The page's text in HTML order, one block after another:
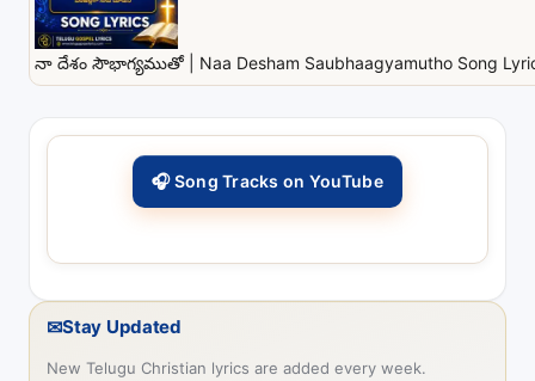
నా దేశం సౌభాగ్యముతో | Naa Desham Saubhaagyamutho Song
🎧 Song Tracks on YouTube
✉Stay Updated
New Telugu Christian lyrics are added every week.